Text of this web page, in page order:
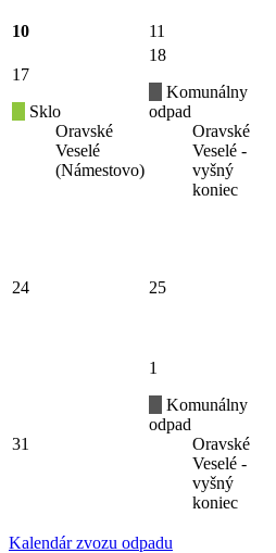
10 11
17
Sklo
Oravské
Veselé
(Námestovo)
18
Komunálny
odpad
Oravské
Veselé -
vyšný
koniec
24 25
31
1
Komunálny
odpad
Oravské
Veselé -
vyšný
koniec
Kalendár zvozu odpadu